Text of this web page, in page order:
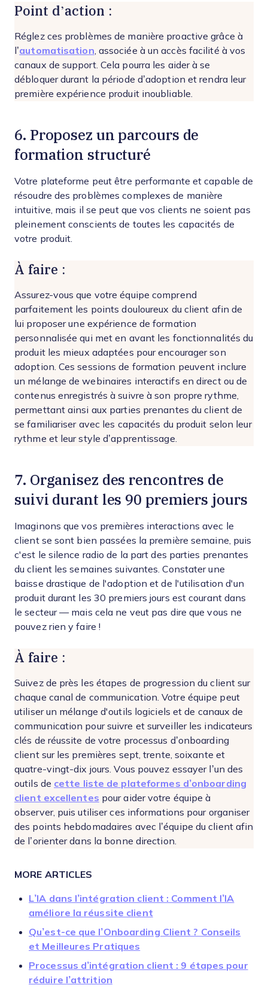
Point d’action :
Réglez ces problèmes de manière proactive grâce à
l’automatisation , associée à un accès facilité à vos
canaux de support. Cela pourra les aider à se
débloquer durant la période d’adoption et rendra leur
première expérience produit inoubliable.
6. Proposez un parcours de
formation structuré
Votre plateforme peut être performante et capable de
résoudre des problèmes complexes de manière
intuitive, mais il se peut que vos clients ne soient pas
pleinement conscients de toutes les capacités de
votre produit.
À faire :
Assurez-vous que votre équipe comprend
parfaitement les points douloureux du client afin de
lui proposer une expérience de formation
personnalisée qui met en avant les fonctionnalités du
produit les mieux adaptées pour encourager son
adoption. Ces sessions de formation peuvent inclure
un mélange de webinaires interactifs en direct ou de
contenus enregistrés à suivre à son propre rythme,
permettant ainsi aux parties prenantes du client de
se familiariser avec les capacités du produit selon leur
rythme et leur style d’apprentissage.
7. Organisez des rencontres de
suivi durant les 90 premiers jours
Imaginons que vos premières interactions avec le
client se sont bien passées la première semaine, puis
c'est le silence radio de la part des parties prenantes
du client les semaines suivantes. Constater une
baisse drastique de l'adoption et de l'utilisation d'un
produit durant les 30 premiers jours est courant dans
le secteur — mais cela ne veut pas dire que vous ne
pouvez rien y faire !
À faire :
Suivez de près les étapes de progression du client sur
chaque canal de communication. Votre équipe peut
utiliser un mélange d'outils logiciels et de canaux de
communication pour suivre et surveiller les indicateurs
clés de réussite de votre processus d’onboarding
client sur les premières sept, trente, soixante et
quatre-vingt-dix jours. Vous pouvez essayer l’un des
outils de cette liste de plateformes d’onboarding
client excellentes pour aider votre équipe à
observer, puis utiliser ces informations pour organiser
des points hebdomadaires avec l’équipe du client afin
de l’orienter dans la bonne direction.
MORE ARTICLES
L’IA dans l’intégration client : Comment l’IA
améliore la réussite client
Qu’est-ce que l’Onboarding Client ? Conseils
et Meilleures Pratiques
Processus d’intégration client : 9 étapes pour
réduire l’attrition